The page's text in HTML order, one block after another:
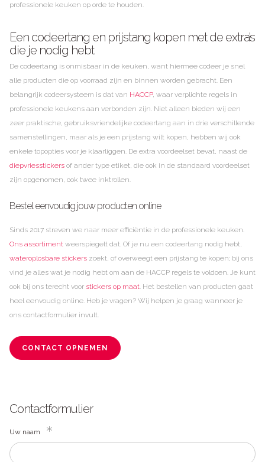
professionele keuken op orde te houden.
Een codeertang en prijstang kopen met de extra’s
die je nodig hebt
De codeertang is onmisbaar in de keuken, want hiermee codeer je snel
alle producten die op voorraad zijn en binnen worden gebracht. Een
belangrijk codeersysteem is dat van HACCP, waar verplichte regels in
professionele keukens aan verbonden zijn. Niet alleen bieden wij een
zeer praktische, gebruiksvriendelijke codeertang aan in drie verschillende
samenstellingen, maar als je een prijstang wilt kopen, hebben wij ook
enkele topopties voor je klaarliggen. De extra voordeelset bevat, naast de
diepvriesstickers of ander type etiket, die ook in de standaard voordeelset
zijn opgenomen, ook twee inktrollen.
Bestel eenvoudig jouw producten online
Sinds 2017 streven we naar meer efficiëntie in de professionele keuken.
Ons assortiment weerspiegelt dat. Of je nu een codeertang nodig hebt,
wateroplosbare stickers zoekt, of overweegt een prijstang te kopen; bij ons
vind je alles wat je nodig hebt om aan de HACCP regels te voldoen. Je kunt
ook bij ons terecht voor stickers op maat. Het bestellen van producten gaat
heel eenvoudig online. Heb je vragen? Wij helpen je graag wanneer je
ons contactformulier invult.
CONTACT OPNEMEN
Contactformulier
Uw naam